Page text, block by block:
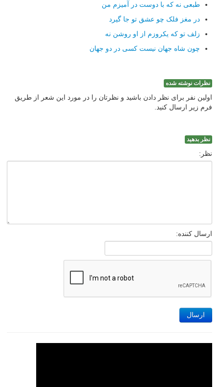
طبعی نه که با دوست در آمیزم من
در مغز فلک چو عشق تو جا گیرد
زلف تو که یکروزم از او روشن نه
چون شاه جهان نیست کسی در دو جهان
نظرات نوشته شده
اولین نفر برای نظر دادن باشید و نظرتان را در مورد این شعر از طریق
فرم زیر ارسال کنید.
نظر بدهید
نظر:
ارسال کننده:
ارسال